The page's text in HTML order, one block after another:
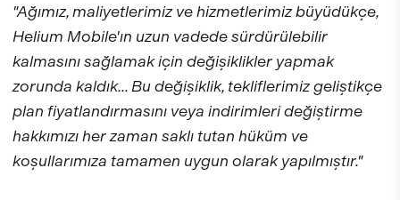
"Ağımız, maliyetlerimiz ve hizmetlerimiz büyüdükçe,
Helium Mobile'ın uzun vadede sürdürülebilir
kalmasını sağlamak için değişiklikler yapmak
zorunda kaldık... Bu değişiklik, tekliflerimiz geliştikçe
plan fiyatlandırmasını veya indirimleri değiştirme
hakkımızı her zaman saklı tutan hüküm ve
koşullarımıza tamamen uygun olarak yapılmıştır."